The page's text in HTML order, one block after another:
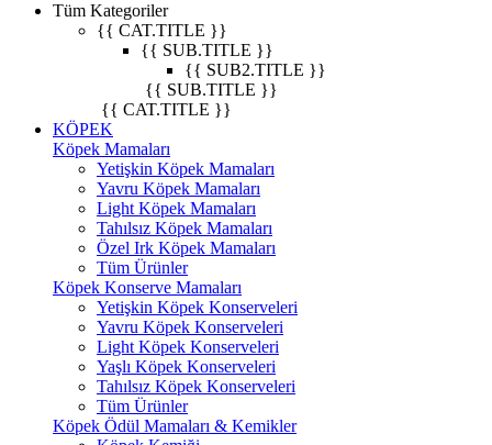
Tüm Kategoriler
{{ CAT.TITLE }}
{{ SUB.TITLE }}
{{ SUB2.TITLE }}
{{ SUB.TITLE }}
{{ CAT.TITLE }}
KÖPEK
Köpek Mamaları
Yetişkin Köpek Mamaları
Yavru Köpek Mamaları
Light Köpek Mamaları
Tahılsız Köpek Mamaları
Özel Irk Köpek Mamaları
Tüm Ürünler
Köpek Konserve Mamaları
Yetişkin Köpek Konserveleri
Yavru Köpek Konserveleri
Light Köpek Konserveleri
Yaşlı Köpek Konserveleri
Tahılsız Köpek Konserveleri
Tüm Ürünler
Köpek Ödül Mamaları & Kemikler